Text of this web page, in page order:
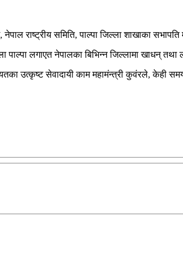
राष्ट्रीय समिति, पाल्पा जिल्ला शाखाका
लगाएत नेपालका बिभिन्न जिल्लामा खाधन् तथा
उत्कृष्ट सेवादायी काम महामंन्त्री कुवंरले, केही समय